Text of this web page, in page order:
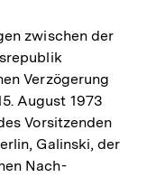
zwischen der
Verzögerung
August 1973
Vorsitzenden
Galinski, der
Nach-